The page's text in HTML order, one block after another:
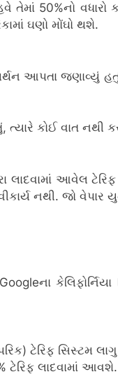
તેમાં 50%નો
ઘણો મોંઘો થશે.
આપતા
કોઈ વાત નથી
લાદવામાં આવેલ
નથી. જો વેપાર
ટેરિફ સિસ્ટમ
ટેરિફ લાદવામાં આવશે.